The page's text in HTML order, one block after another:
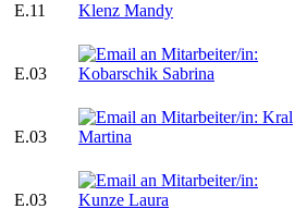
E.11
E.03
E.03
E.03